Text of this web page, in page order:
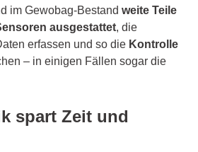
im Gewobag-Bestand weite Teile
ausgestattet, die
erfassen und so die Kontrolle
– in einigen Fällen sogar die
spart Zeit und